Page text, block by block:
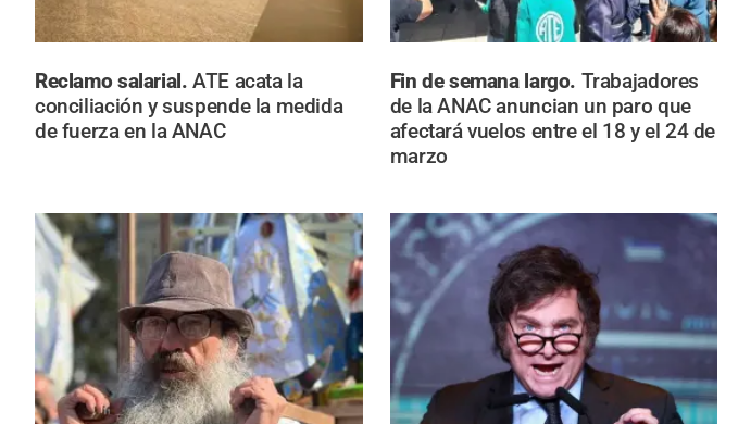
Reclamo salarial.ATE acata la
conciliación y suspende la medida
de fuerza en la ANAC
Fin de semana largo. Trabajadores
de la ANAC anuncian un paro que
afectará vuelos entre el 18 y el 24 de
marzo